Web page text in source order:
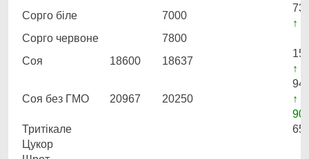
Сорго біле 7000
↑
Сорго червоне
7800
Соя
18600 18637
↑
Соя без ГМО 20967 20250
↑
Тритікале
Цукор